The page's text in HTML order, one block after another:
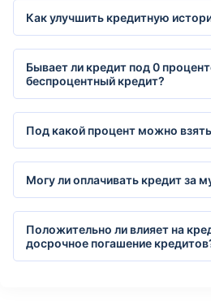
Как улучшить кредитную
Бывает ли кредит под 0
беспроцентный кредит?
Под какой процент можно
Могу ли оплачивать кредит за
Положительно ли влияет на
досрочное погашение